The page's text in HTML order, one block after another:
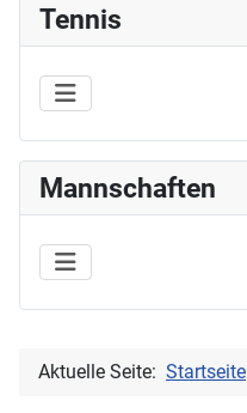
Tennis
Mannschaften
Aktuelle Seite: Startseite